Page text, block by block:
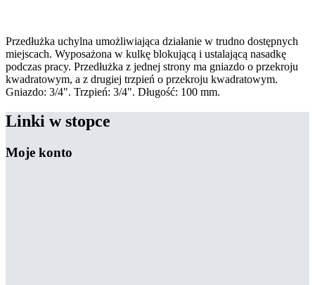
Przedłużka uchylna umożliwiająca działanie w trudno dostępnych
miejscach. Wyposażona w kulkę blokującą i ustalającą nasadkę
podczas pracy. Przedłużka z jednej strony ma gniazdo o przekroju
kwadratowym, a z drugiej trzpień o przekroju kwadratowym.
Gniazdo: 3/4". Trzpień: 3/4". Długość: 100 mm.
Linki w stopce
Moje konto